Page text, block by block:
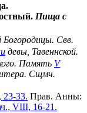
Пища с
Богородицы. Свв.
девы, Тавеннской.
Память V
Сщмч.
33. Прав. Анны:
VIII, 16-21.